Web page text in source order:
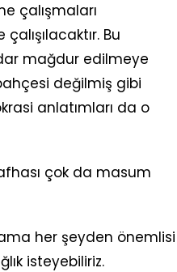
çalışmaları
Bu
mağdur edilmeye
bahçesi değilmiş gibi
anlatımları da o
çok da masum
her şeyden önemlisi
isteyebiliriz.